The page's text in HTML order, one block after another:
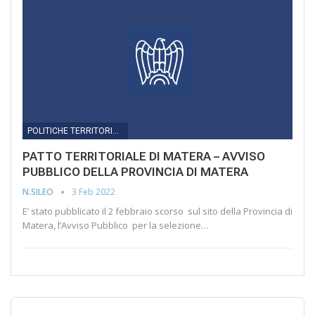
PATTO TERRITORIALE DI MATERA – AVVISO
PUBBLICO DELLA PROVINCIA DI MATERA
N.SILEO 3 Feb 2022
E’ stato pubblicato il 2 febbraio scorso sul sito della Provincia di
Matera, l’Avviso Pubblico per la selezione…